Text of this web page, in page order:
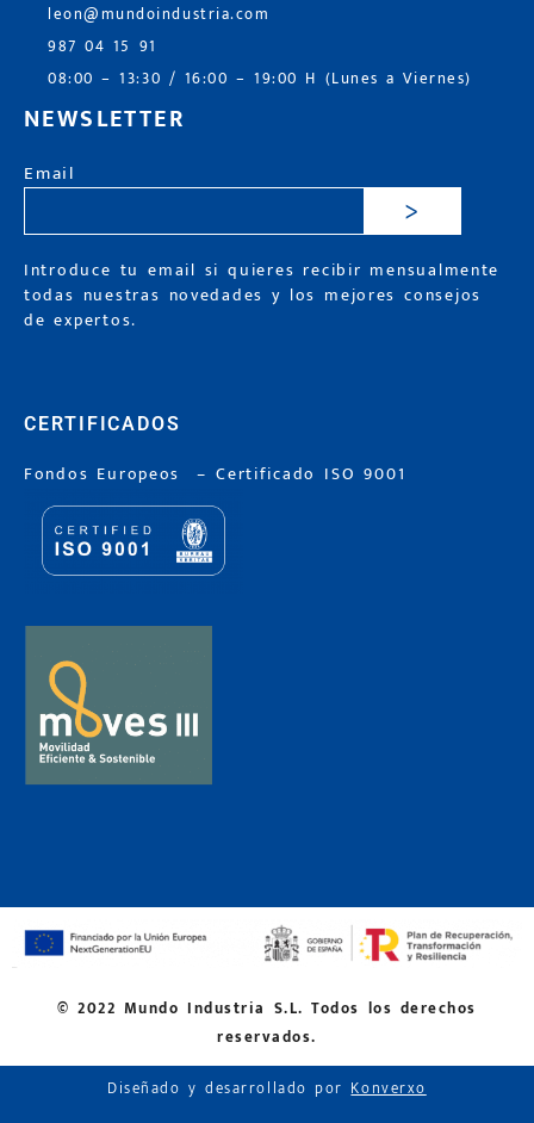
leon@mundoindustria.com
987 04 15 91
08:00 – 13:30 / 16:00 – 19:00 H (Lunes a Viernes)
NEWSLETTER
Email
>
Introduce tu email si quieres recibir mensualmente
todas nuestras novedades y los mejores consejos
de expertos.
CERTIFICADOS
Fondos Europeos –Certificado ISO 9001
© 2022 Mundo Industria S.L. Todos los derechos
reservados.
Diseñado y desarrollado porKonverxo